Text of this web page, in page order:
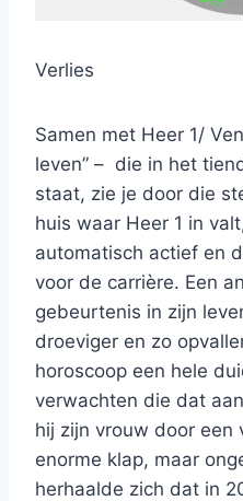
Verlies
Samen met Heer 1/
leven” – die in het
staat, zie je door die
huis waar Heer 1 in
automatisch actief en
voor de carrière. Een
gebeurtenis in zijn
droeviger en zo
horoscoop een hele
verwachten die dat
hij zijn vrouw door een
enorme klap, maar
herhaalde zich dat in